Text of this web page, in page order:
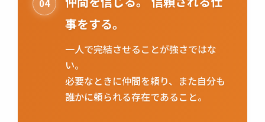
04
事をする。
一人で完結させることが強さではな
い。
必要なときに仲間を頼り、また自分も
誰かに頼られる存在であること。